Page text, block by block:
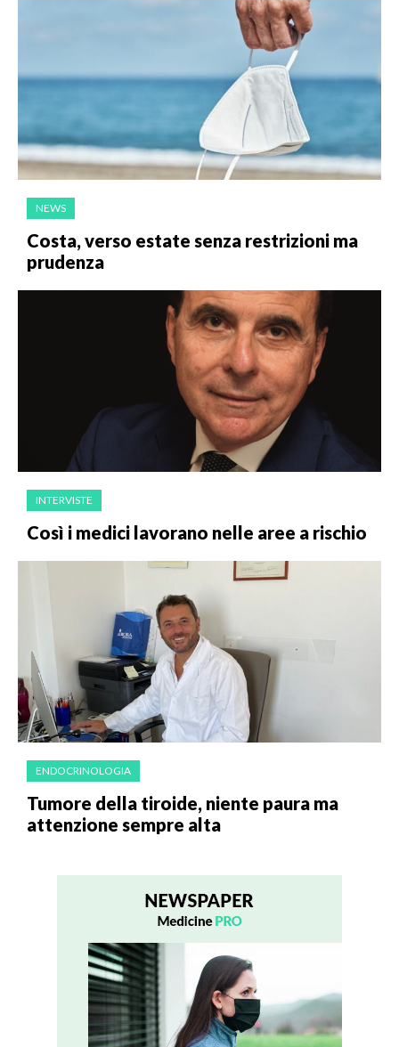
NEWS
Costa, verso estate senza restrizioni ma
prudenza
INTERVISTE
Così i medici lavorano nelle aree a rischio
ENDOCRINOLOGIA
Tumore della tiroide, niente paura ma
attenzione sempre alta